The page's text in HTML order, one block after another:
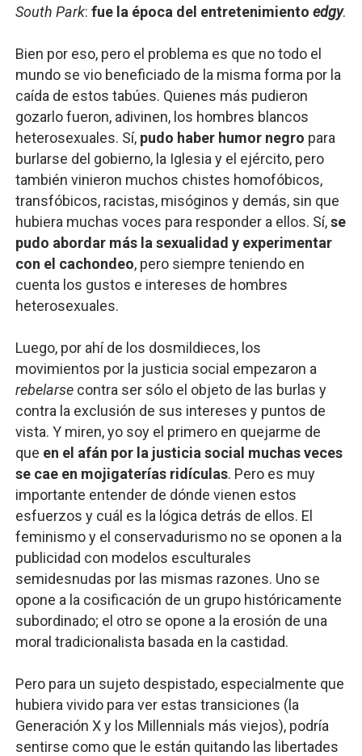
South Park: fue la época del entretenimiento edgy.
Bien por eso, pero el problema es que no todo el
mundo se vio beneficiado de la misma forma por la
caída de estos tabúes. Quienes más pudieron
gozarlo fueron, adivinen, los hombres blancos
heterosexuales. Sí, pudo haber humor negro para
burlarse del gobierno, la Iglesia y el ejército, pero
también vinieron muchos chistes homofóbicos,
transfóbicos, racistas, misóginos y demás, sin que
hubiera muchas voces para responder a ellos. Sí,se
pudo abordar más la sexualidad y experimentar
con el cachondeo, pero siempre teniendo en
cuenta los gustos e intereses de hombres
heterosexuales.
Luego, por ahí de los dosmildieces, los
movimientos por la justicia social empezaron a
rebelarsecontra ser sólo el objeto de las burlas y
contra la exclusión de sus intereses y puntos de
vista. Y miren, yo soy el primero en quejarme de
que en el afán por la justicia social muchas veces
se cae en mojigaterías ridículas. Pero es muy
importante entender de dónde vienen estos
esfuerzos y cuál es la lógica detrás de ellos. El
feminismo y el conservadurismo no se oponen a la
publicidad con modelos esculturales
semidesnudas por las mismas razones. Uno se
opone a la cosificación de un grupo históricamente
subordinado; el otro se opone a la erosión de una
moral tradicionalista basada en la castidad.
Pero para un sujeto despistado, especialmente que
hubiera vivido para ver estas transiciones (la
Generación X y los Millennials más viejos), podría
sentirse como que le están quitando las libertades